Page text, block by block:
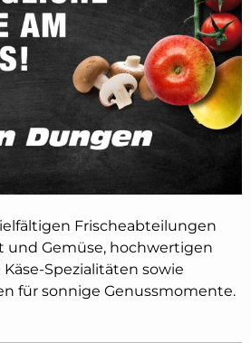
Frischeabteilungen
und Gemüse, hochwertigen
Spezialitäten sowie
für sonnige Genussmomente.